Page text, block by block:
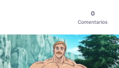
0
Comentarios